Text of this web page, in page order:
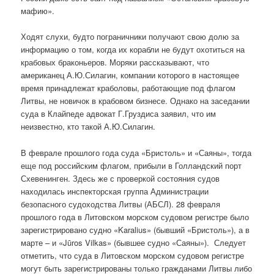
мафию».
Ходят слухи, будто пограничники получают свою долю за
информацию о том, когда их корабли не будут охотиться на
крабовых браконьеров. Моряки рассказывают, что
американец А.Ю.Силагин, компании которого в настоящее
время принадлежат краболовы, работающие под флагом
Литвы, не новичок в крабовом бизнесе. Однако на заседании
суда в Клайпеде адвокат Г.Груздиса заявил, что им
неизвестно, кто такой А.Ю.Силагин.
В феврале прошлого года суда «Бристоль» и «Саяны», тогда
еще под российским флагом, прибыли в Голландский порт
Схевенинген. Здесь же с проверкой состояния судов
находилась инспекторская группа Администрации
безопасного судоходства Литвы (АБСЛ). 28 февраля
прошлого года в Литовском морском судовом регистре было
зарегистрировано судно «Karalius» (бывший «Бристоль»), а в
марте – и «Jūros Vilkas» (бывшее судно «Саяны»). Следует
отметить, что суда в Литовском морском судовом регистре
могут быть зарегистрированы только гражданами Литвы либо